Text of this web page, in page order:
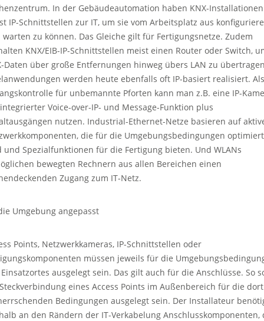
In der Gebäudeautomation haben KNX-Installationen
IP-Schnittstellen zur IT, um sie vom Arbeitsplatz aus
zu können. Das Gleiche gilt für Fertigungsnetze. Zudem
KNX/EIB-IP-Schnittstellen meist einen Router oder Switch,
Daten über große Entfernungen hinweg übers LAN zu
werden heute ebenfalls oft IP-basiert realisiert. Als
für unbemannte Pforten kann man z.B. eine IP-
Voice-over-IP- und Message-Funktion plus
nutzen. Industrial-Ethernet-Netze basieren auf
die für die Umgebungsbedingungen optimiert
und Spezialfunktionen für die Fertigung bieten. Und WLANs
bewegten Rechnern aus allen Bereichen einen
Zugang zum IT-Netz.
Umgebung angepasst
Points, Netzwerkkameras, IP-Schnittstellen oder
müssen jeweils für die
ausgelegt sein. Das gilt auch für die Anschlüsse. So
eines Access Points im Außenbereich für die dort
Bedingungen ausgelegt sein. Der Installateur
an den Rändern der IT-Verkabelung Anschlusskomponenten,